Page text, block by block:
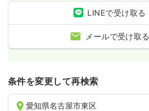
時給1,500円以上可
気になる
LINEで受け取る
メールで受け取る
条件を変更して再検索
愛知県名古屋市東区